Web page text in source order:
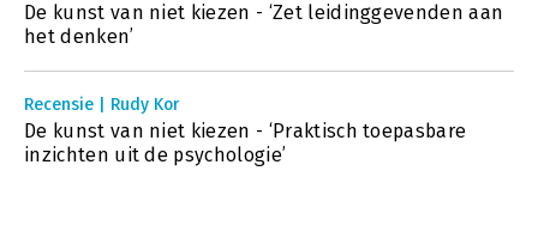
De kunst van niet kiezen - ‘Zet leidinggevenden aan
het denken’
Recensie | Rudy Kor
De kunst van niet kiezen - ‘Praktisch toepasbare
inzichten uit de psychologie’